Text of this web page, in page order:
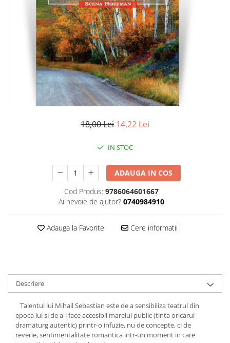
Literatura
Contemporana
Moderna
Universala
Universala
Non-fictiune
Publicistica / Reportaje / Interviuri
Sociologie si filozofie
18,00 Lei 14,22 Lei
IN STOC
ADAUGA IN COS
Cod Produs: 9786064601667
Ai nevoie de ajutor? 0740984910
Adauga la Favorite Cere informatii
Descriere
Talentul lui Mihail Sebastian este de a sensibiliza teatrul din
epoca lui si de a-l face accesibil marelui public (tinta oricarui
dramaturg autentic) printr-o infuzie, nu de concepte, ci de
reverie, sentimentalitate romantica intr-un moment in care